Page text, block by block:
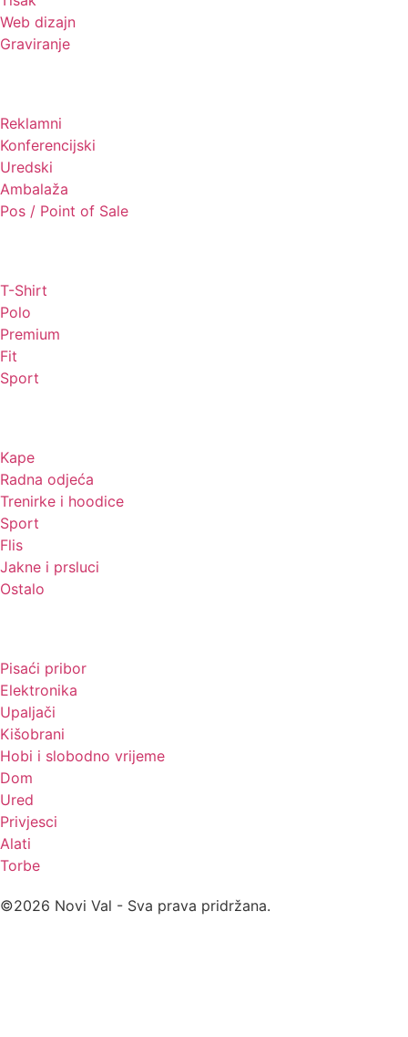
Web dizajn
Graviranje
Reklamni
Konferencijski
Uredski
Ambalaža
Pos / Point of Sale
T-Shirt
Polo
Premium
Fit
Sport
Kape
Radna odjeća
Trenirke i hoodice
Sport
Flis
Jakne i prsluci
Ostalo
Pisaći pribor
Elektronika
Upaljači
Kišobrani
Hobi i slobodno vrijeme
Dom
Ured
Privjesci
Alati
Torbe
©2026 Novi Val - Sva prava pridržana.